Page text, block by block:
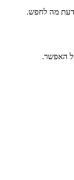
לדעת מה לחפש.
האפשר.